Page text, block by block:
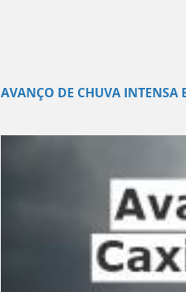
AVANÇO DE CHUVA INTENSA